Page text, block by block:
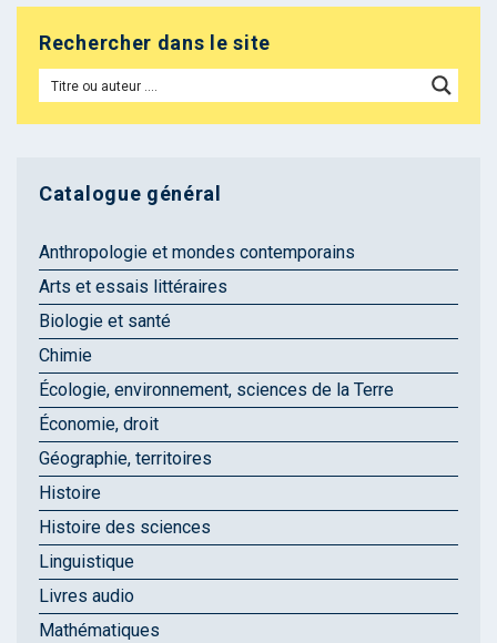
Rechercher dans le site
Catalogue général
Anthropologie et mondes contemporains
Arts et essais littéraires
Biologie et santé
Chimie
Écologie, environnement, sciences de la Terre
Économie, droit
Géographie, territoires
Histoire
Histoire des sciences
Linguistique
Livres audio
Mathématiques